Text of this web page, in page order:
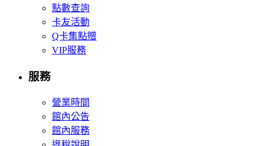
點數查詢
卡友活動
Q卡集點贈
VIP服務
服務
營業時間
館內公告
館內服務